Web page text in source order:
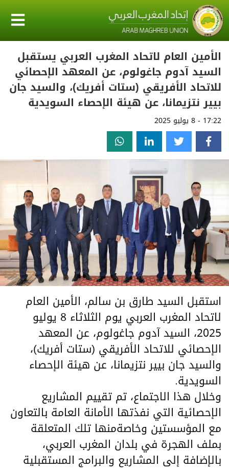
الأمين العام لاتحاد المغرب العربي يستقبل
السيد آدوم جاغولوم، عن المعهد الإحصائي
للاتحاد الأفريقي (ستات أفريك)، والسيد جان
بيير نتزيمانا، عن هيئة الإحصاء السويدية
17:22 - 8 يوليو 2025
استقبل السيد طارق بن سالم، الأمين العام
لاتحاد المغرب العربي يوم الثلاثاء 8 يوليو
2025، السيد آدوم جاغولوم، عن المعهد
الإحصائي للاتحاد الأفريقي (ستات أفريك)،
والسيد جان بيير نتزيمانا، عن هيئة الإحصاء
السويدية.
وخلال هذا الاجتماع، تم تقييم المشاريع
الإحصائية التي نفذتها الأمانة العامة بالتعاون
مع المؤسستين وخاصةمنها تلك المتعلقة
بملف الهجرة في بلدان المغرب العربي،
بالإضافة إلى المشاريع والبرامج المستقبلية